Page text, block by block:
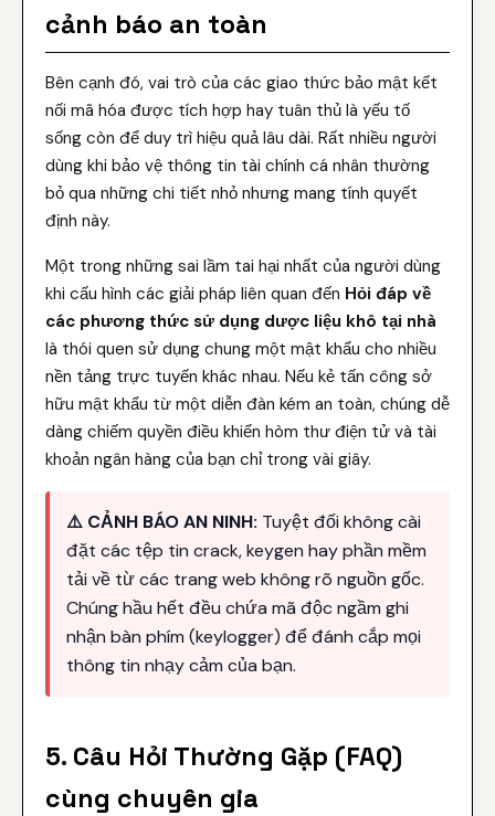
cảnh báo an toàn
Bên cạnh đó, vai trò của các giao thức bảo mật kết
nối mã hóa được tích hợp hay tuân thủ là yếu tố
sống còn để duy trì hiệu quả lâu dài. Rất nhiều người
dùng khi bảo vệ thông tin tài chính cá nhân thường
bỏ qua những chi tiết nhỏ nhưng mang tính quyết
định này.
Một trong những sai lầm tai hại nhất của người dùng
khi cấu hình các giải pháp liên quan đến Hỏi đáp về
các phương thức sử dụng dược liệu khô tại nhà
là thói quen sử dụng chung một mật khẩu cho nhiều
nền tảng trực tuyến khác nhau. Nếu kẻ tấn công sở
hữu mật khẩu từ một diễn đàn kém an toàn, chúng dễ
dàng chiếm quyền điều khiển hòm thư điện tử và tài
khoản ngân hàng của bạn chỉ trong vài giây.
⚠️ CẢNH BÁO AN NINH: Tuyệt đối không cài
đặt các tệp tin crack, keygen hay phần mềm
tải về từ các trang web không rõ nguồn gốc.
Chúng hầu hết đều chứa mã độc ngầm ghi
nhận bàn phím (keylogger) để đánh cắp mọi
thông tin nhạy cảm của bạn.
5. Câu Hỏi Thường Gặp (FAQ)
cùng chuyên gia